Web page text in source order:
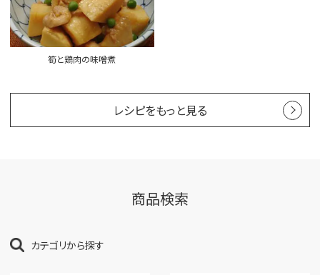
筍と鶏肉の味噌煮
レシピをもっと見る
商品検索
カテゴリから探す